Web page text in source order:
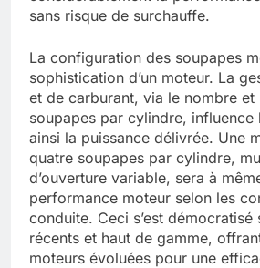
sans risque de surchauffe.
La configuration des soupapes
sophistication d’un moteur. La
et de carburant, via le nombre
soupapes par cylindre, influence
ainsi la puissance délivrée. Une
quatre soupapes par cylindre,
d’ouverture variable, sera à
performance moteur selon les
conduite. Ceci s’est démocratisé
récents et haut de gamme,
moteurs évoluées pour une